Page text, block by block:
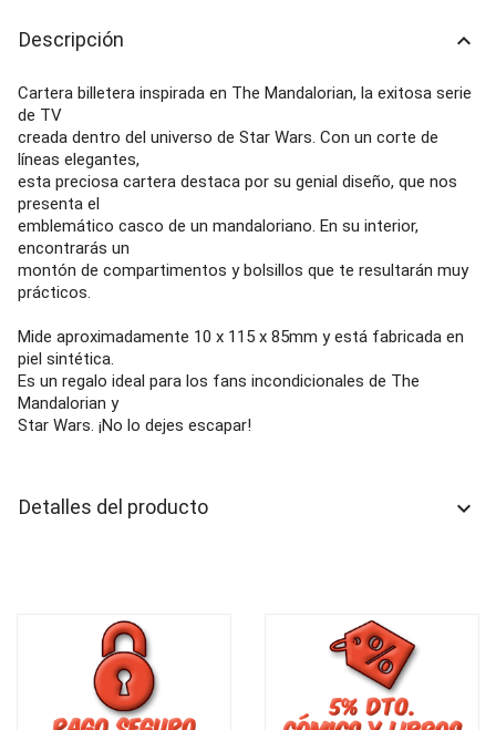
Descripción keyboard_arrow_up
Cartera billetera inspirada en The Mandalorian, la exitosa serie
de TV
creada dentro del universo de Star Wars. Con un corte de
líneas elegantes,
esta preciosa cartera destaca por su genial diseño, que nos
presenta el
emblemático casco de un mandaloriano. En su interior,
encontrarás un
montón de compartimentos y bolsillos que te resultarán muy
prácticos.
Mide aproximadamente 10 x 115 x 85mm y está fabricada en
piel sintética.
Es un regalo ideal para los fans incondicionales de The
Mandalorian y
Star Wars. ¡No lo dejes escapar!
Detalles del producto keyboard_arrow_down